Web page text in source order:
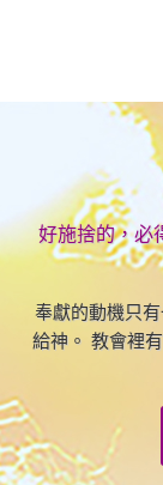
好施捨的，
奉獻的動機只
給神。 教會裡